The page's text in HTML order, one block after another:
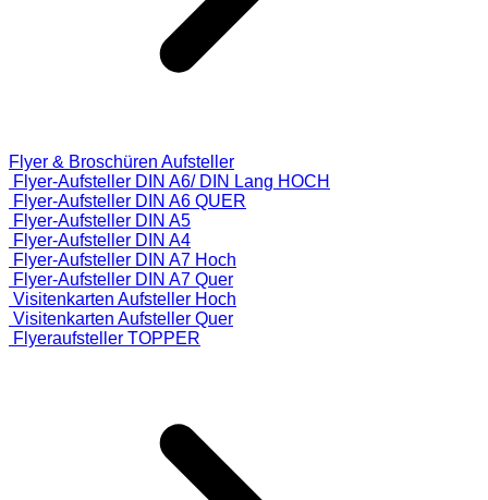
Flyer & Broschüren Aufsteller
Flyer-Aufsteller DIN A6/ DIN Lang HOCH
Flyer-Aufsteller DIN A6 QUER
Flyer-Aufsteller DIN A5
Flyer-Aufsteller DIN A4
Flyer-Aufsteller DIN A7 Hoch
Flyer-Aufsteller DIN A7 Quer
Visitenkarten Aufsteller Hoch
Visitenkarten Aufsteller Quer
Flyeraufsteller TOPPER